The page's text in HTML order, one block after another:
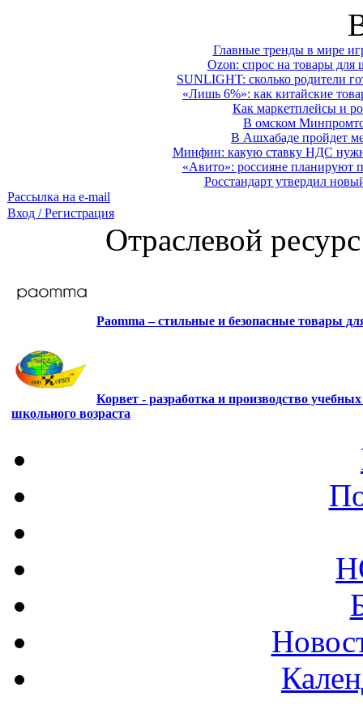
Главные тренды в мире
Ozon: спрос на товары для
SUNLIGHT: сколько родители
«Лишь 6%»: как китайские
Как маркетплейсы и
В омском
В Ашхабаде пройдет
Минфин: какую ставку НДС
«Авито»: россияне планируют
Росстандарт утвердил
Рассылка на e-mail
Вход / Регистрация
Отраслевой
Paomma – стильные и безопасные товары
Корвет - разработка и производство
школьного возраста